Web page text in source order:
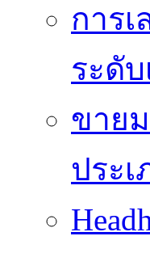
การ
ระดั
ขาย
ประ